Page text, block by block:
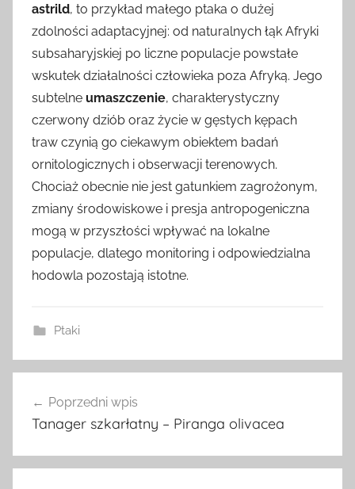
astrild, to przykład małego ptaka o dużej
zdolności adaptacyjnej: od naturalnych łąk Afryki
subsaharyjskiej po liczne populacje powstałe
wskutek działalności człowieka poza Afryką. Jego
subtelne umaszczenie, charakterystyczny
czerwony dziób oraz życie w gęstych kępach
traw czynią go ciekawym obiektem badań
ornitologicznych i obserwacji terenowych.
Chociaż obecnie nie jest gatunkiem zagrożonym,
zmiany środowiskowe i presja antropogeniczna
mogą w przyszłości wpływać na lokalne
populacje, dlatego monitoring i odpowiedzialna
hodowla pozostają istotne.
Ptaki
wpisu
Poprzedni wpis
Tanager szkarłatny – Piranga olivacea